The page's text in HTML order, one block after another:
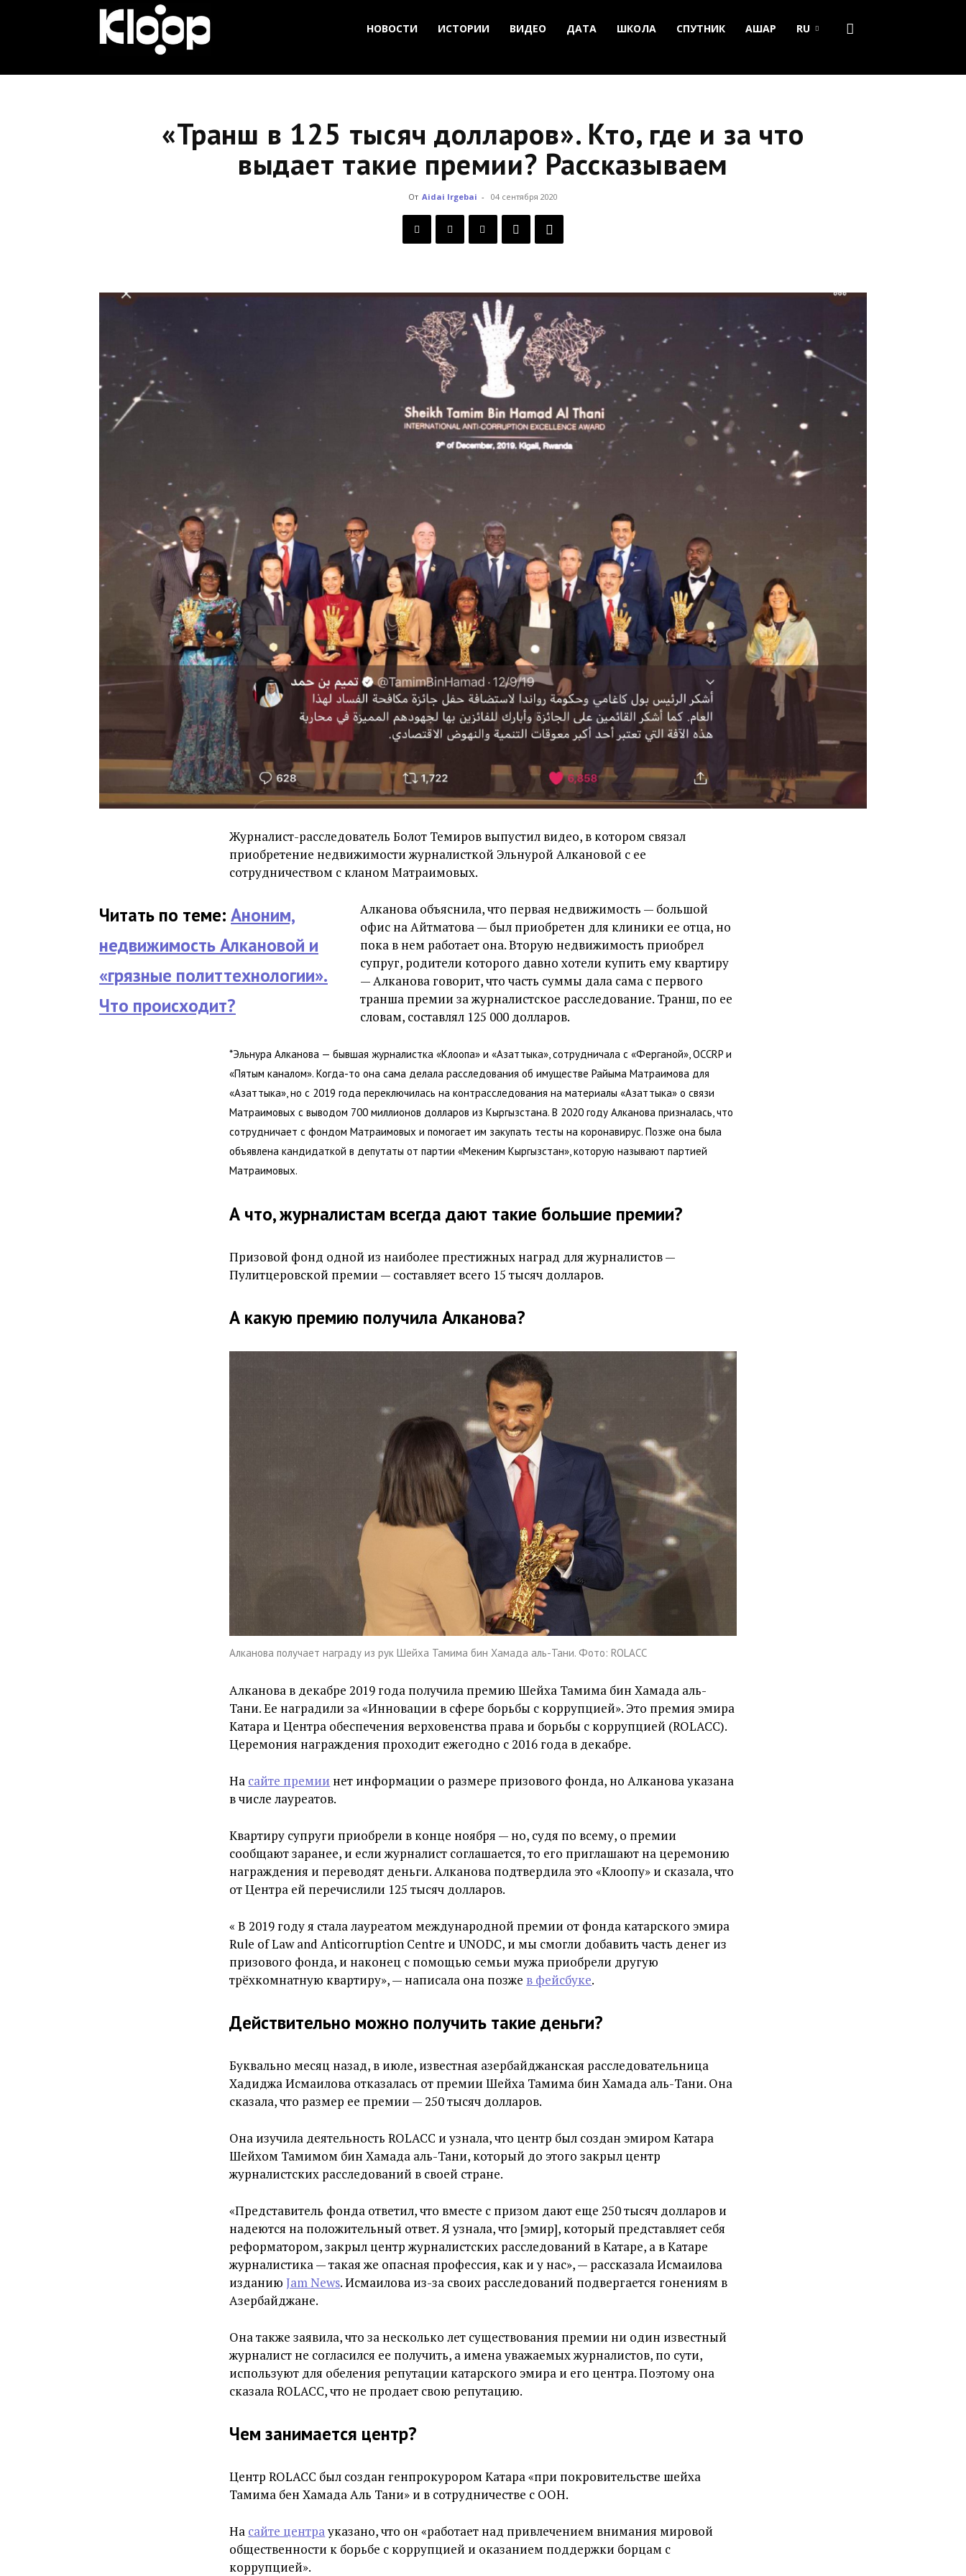
Новости
НОВОСТИ ИСТОРИИ ВИДЕО ДАТА ШКОЛА СПУТНИК АШАР RU
«Транш в 125 тысяч долларов». Кто, где и за что
выдает такие премии? Рассказываем
От Aidai Irgebai - 04 сентября 2020
Журналист-расследователь Болот Темиров выпустил видео, в котором связал
приобретение недвижимости журналисткой Эльнурой Алкановой с ее
сотрудничеством с кланом Матраимовых.
Читать по теме: Аноним,
недвижимость Алкановой и
«грязные политтехнологии».
Что происходит?
Алканова объяснила, что первая недвижимость — большой
офис на Айтматова — был приобретен для клиники ее отца, но
пока в нем работает она. Вторую недвижимость приобрел
супруг, родители которого давно хотели купить ему квартиру
— Алканова говорит, что часть суммы дала сама с первого
транша премии за журналистское расследование. Транш, по ее
словам, составлял 125 000 долларов.
*Эльнура Алканова — бывшая журналистка «Клоопа» и «Азаттыка», сотрудничала с «Ферганой», OCCRP и
«Пятым каналом». Когда-то она сама делала расследования об имуществе Райыма Матраимова для
«Азаттыка», но с 2019 года переключилась на контрасследования на материалы «Азаттыка» о связи
Матраимовых с выводом 700 миллионов долларов из Кыргызстана. В 2020 году Алканова призналась, что
сотрудничает с фондом Матраимовых и помогает им закупать тесты на коронавирус. Позже она была
объявлена кандидаткой в депутаты от партии «Мекеним Кыргызстан», которую называют партией
Матраимовых.
А что, журналистам всегда дают такие большие премии?
Призовой фонд одной из наиболее престижных наград для журналистов —
Пулитцеровской премии — составляет всего 15 тысяч долларов.
А какую премию получила Алканова?
Алканова получает награду из рук Шейха Тамима бин Хамада аль-Тани. Фото: ROLACC
Алканова в декабре 2019 года получила премию Шейха Тамима бин Хамада аль-
Тани. Ее наградили за «Инновации в сфере борьбы с коррупцией». Это премия эмира
Катара и Центра обеспечения верховенства права и борьбы с коррупцией (ROLACC).
Церемония награждения проходит ежегодно с 2016 года в декабре.
На сайте премии нет информации о размере призового фонда, но Алканова указана
в числе лауреатов.
Квартиру супруги приобрели в конце ноября — но, судя по всему, о премии
сообщают заранее, и если журналист соглашается, то его приглашают на церемонию
награждения и переводят деньги. Алканова подтвердила это «Клоопу» и сказала, что
от Центра ей перечислили 125 тысяч долларов.
« В 2019 году я стала лауреатом международной премии от фонда катарского эмира
Rule of Law and Anticorruption Centre и UNODC, и мы смогли добавить часть денег из
призового фонда, и наконец с помощью семьи мужа приобрели другую
трёхкомнатную квартиру», — написала она позже в фейсбуке.
Действительно можно получить такие деньги?
Буквально месяц назад, в июле, известная азербайджанская расследовательница
Хадиджа Исмаилова отказалась от премии Шейха Тамима бин Хамада аль-Тани. Она
сказала, что размер ее премии — 250 тысяч долларов.
Она изучила деятельность ROLACC и узнала, что центр был создан эмиром Катара
Шейхом Тамимом бин Хамада аль-Тани, который до этого закрыл центр
журналистских расследований в своей стране.
«Представитель фонда ответил, что вместе с призом дают еще 250 тысяч долларов и
надеются на положительный ответ. Я узнала, что [эмир], который представляет себя
реформатором, закрыл центр журналистских расследований в Катаре, а в Катаре
журналистика — такая же опасная профессия, как и у нас», — рассказала Исмаилова
изданиюJam News. Исмаилова из-за своих расследований подвергается гонениям в
Азербайджане.
Она также заявила, что за несколько лет существования премии ни один известный
журналист не согласился ее получить, а имена уважаемых журналистов, по сути,
используют для обеления репутации катарского эмира и его центра. Поэтому она
сказала ROLACC, что не продает свою репутацию.
Чем занимается центр?
Центр ROLACC был создан генпрокурором Катара «при покровительстве шейха
Тамима бен Хамада Аль Тани» и в сотрудничестве с ООН.
На сайте центрауказано, что он «работает над привлечением внимания мировой
общественности к борьбе с коррупцией и оказанием поддержки борцам с
коррупцией».